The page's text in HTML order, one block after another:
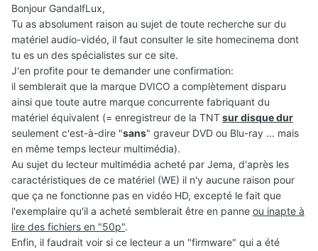
Bonjour GandalfLux,
Tu as absolument raison au sujet de toute recherche sur du
matériel audio-vidéo, il faut consulter le site homecinema dont
tu es un des spécialistes sur ce site.
J'en profite pour te demander une confirmation:
il semblerait que la marque DVICO a complètement disparu
ainsi que toute autre marque concurrente fabriquant du
matériel équivalent (= enregistreur de la TNTsur disque dur
seulement c'est-à-dire "sans" graveur DVD ou Blu-ray ... mais
en même temps lecteur multimédia).
Au sujet du lecteur multimédia acheté par Jema, d'après les
caractéristiques de ce matériel (WE) il n'y aucune raison pour
que ça ne fonctionne pas en vidéo HD, excepté le fait que
l'exemplaire qu'il a acheté semblerait être en panne ou inapte à
lire des fichiers en "50p".
Enfin, il faudrait voir si ce lecteur a un "firmware" qui a été